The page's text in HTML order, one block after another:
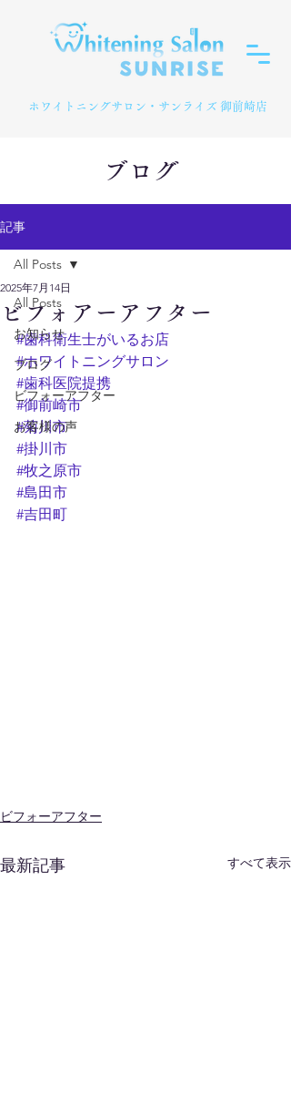
​ホワイトニングサロン・サンライズ 御前崎店
ブログ
記事
All Posts
お知らせ
ブログ
ビフォーアフター
お客様の声
All Posts
ビフォアーアフター
2025年7月14日
#歯科衛生士がいるお店
#ホワイトニングサロン
#歯科医院提携
#御前崎市
#菊川市
#掛川市
#牧之原市
#島田市
#吉田町
ビフォーアフター
最新記事 すべて表示